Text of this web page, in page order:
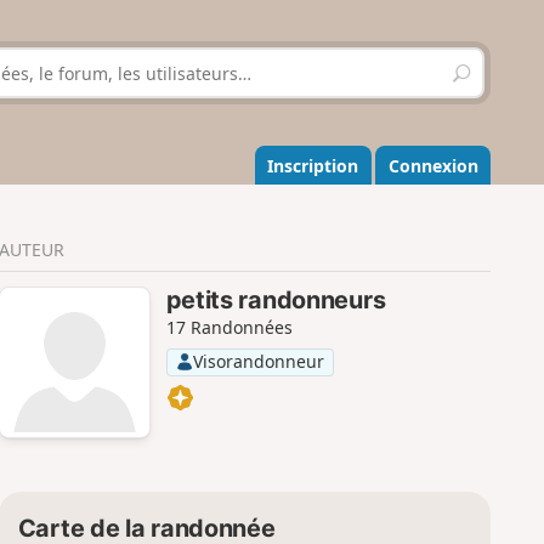
R
e
h
e
r
r
Inscription Connexion
AUTEUR
petits randonneurs
17 Randonnées
Visorandonneur
Carte de la randonnée